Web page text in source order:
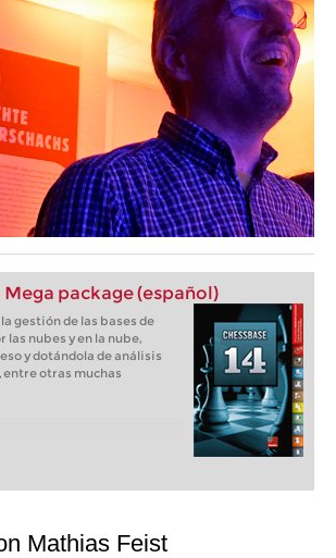
Mega package (español)
gestión de las bases de
las nubes y en la nube,
y dotándola de análisis
otras muchas
Mathias Feist